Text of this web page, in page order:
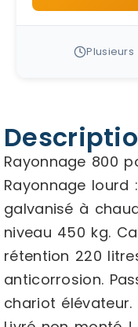
Rayonnage 800
Rayonnage lourd
galvanisé à
niveau 450 kg.
rétention 220
anticorrosion.
chariot